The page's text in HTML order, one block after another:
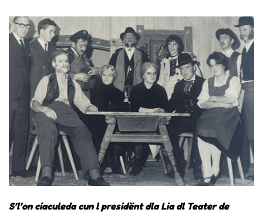
S’l’on ciaculeda cun l presidënt dla Lia dl Teater de